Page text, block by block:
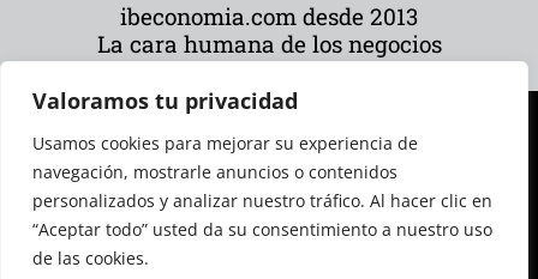
Valoramos tu privacidad
Usamos cookies para mejorar su experiencia de
navegación, mostrarle anuncios o contenidos
personalizados y analizar nuestro tráfico. Al hacer clic en
“Aceptar todo” usted da su consentimiento a nuestro uso
de las cookies.
ibeconomia.com desde 2013
La cara humana de los negocios